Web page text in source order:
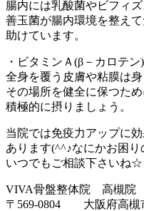
腸内には乳酸菌やビフィ
善玉菌が腸内環境を整え
助けています。
・ビタミンＡ(β－カロテ
全身を覆う皮膚や粘膜は身
その場所を健全に保つた
積極的に摂りましょう。
当院では免疫力アップに
あります(^^♪なにかお困
いつでもご相談下さい
VIVA骨盤整体院 高槻院
〒569-0804 大阪府高槻